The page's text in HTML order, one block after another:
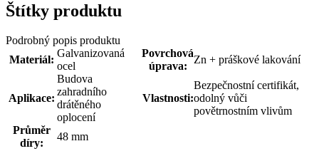
Štítky produktu
Podrobný popis produktu
Materiál:
Galvanizovaná
ocel
Povrchová
úprava:
Zn + práškové lakování
Aplikace:
Budova
zahradního
drátěného
oplocení
Vlastnosti:
Bezpečnostní certifikát,
odolný vůči
povětrnostním vlivům
Průměr
díry:
48 mm